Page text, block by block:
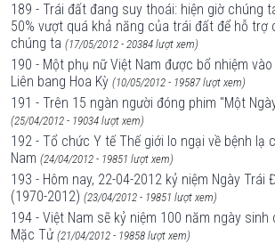
189 - Trái đất đang suy thoái: hiện giờ chúng
50% vượt quá khả năng của trái đất để hỗ trợ
chúng ta (17/05/2012 - 20384 lượt xem)
190 - Một phụ nữ Việt Nam được bổ nhiệm
Liên bang Hoa Kỳ (10/05/2012 - 19587 lượt xem)
191 - Trên 15 ngàn người đóng phim "Một
(25/04/2012 - 19034 lượt xem)
192 - Tổ chức Y tế Thế giới lo ngại về bệnh lạ
Nam (24/04/2012 - 19851 lượt xem)
193 - Hôm nay, 22-04-2012 kỷ niệm Ngày Trái
(1970-2012) (23/04/2012 - 19851 lượt xem)
194 - Việt Nam sẽ kỷ niệm 100 năm ngày sinh
Mặc Tử (21/04/2012 - 19858 lượt xem)